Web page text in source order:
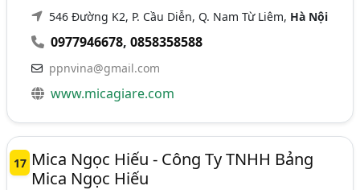
546 Đường K2, P. Cầu Diễn, Q. Nam Từ Liêm, Hà Nội
0977946678,0858358588
ppnvina@gmail.com
www.micagiare.com
17 Mica Ngọc Hiếu - Công Ty TNHH Bảng
Mica Ngọc Hiếu